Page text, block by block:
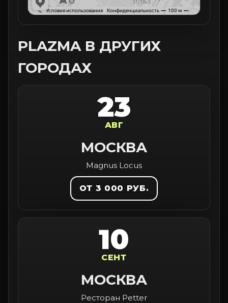
PLAZMA В ДРУГИХ
ГОРОДАХ
23
АВГ
МОСКВА
Magnus Locus
ОТ 3 000 РУБ.
10
СЕНТ
МОСКВА
Ресторан Petter